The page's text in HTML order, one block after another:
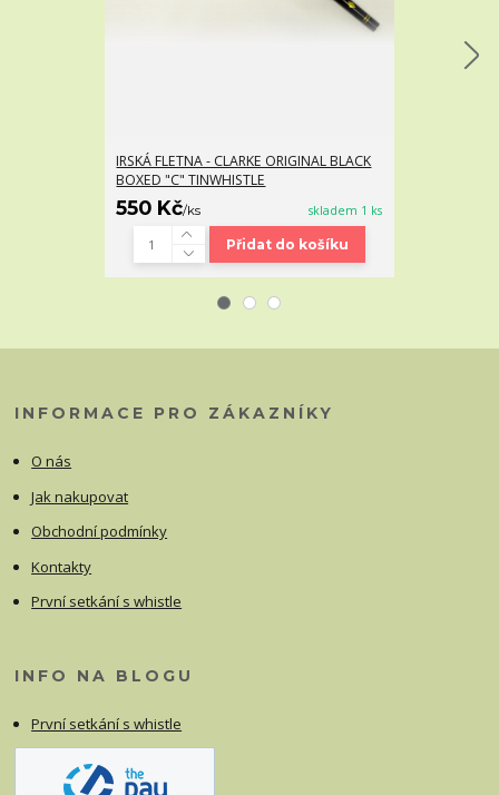
IRSKÁ FLETNA - CLARKE ORIGINAL BLACK
BOXED "C" TINWHISTLE
550 Kč/ks skladem 1 ks
Přidat do košíku
INFORMACE PRO ZÁKAZNÍKY
O nás
Jak nakupovat
Obchodní podmínky
Kontakty
První setkání s whistle
INFO NA BLOGU
První setkání s whistle